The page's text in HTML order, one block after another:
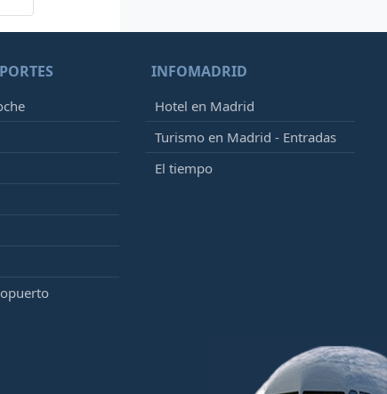
INFOMADRID
Hotel en Madrid
Turismo en Madrid - Entradas
El tiempo